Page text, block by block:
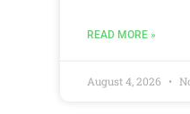
READ MORE »
August 4, 2026